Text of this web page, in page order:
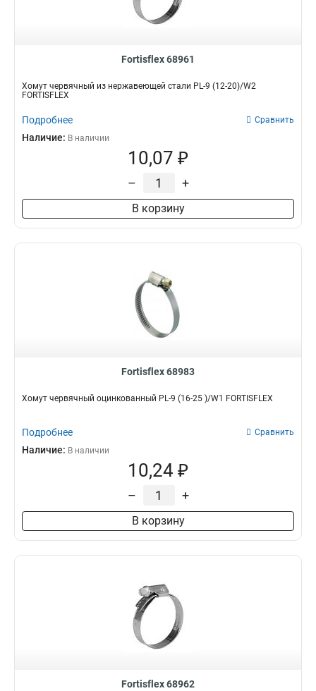
Fortisflex 68961
Хомут червячный из нержавеющей стали PL-9 (12-20)/W2
FORTISFLEX
Подробнее Сравнить
Наличие: В наличии
10,07 ₽
– +
В корзину
Fortisflex 68983
Хомут червячный оцинкованный PL-9 (16-25 )/W1 FORTISFLEX
Подробнее Сравнить
Наличие: В наличии
10,24 ₽
– +
В корзину
Fortisflex 68962